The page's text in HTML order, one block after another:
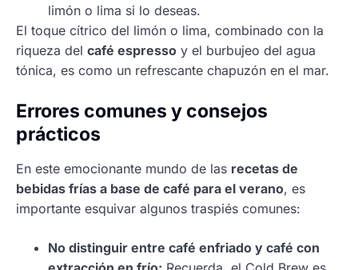
limón o lima si lo deseas.
El toque cítrico del limón o lima, combinado con la
riqueza del café espresso y el burbujeo del agua
tónica, es como un refrescante chapuzón en el mar.
Errores comunes y consejos
prácticos
En este emocionante mundo de las recetas de
bebidas frías a base de café para el verano, es
importante esquivar algunos traspiés comunes:
No distinguir entre café enfriado y café con